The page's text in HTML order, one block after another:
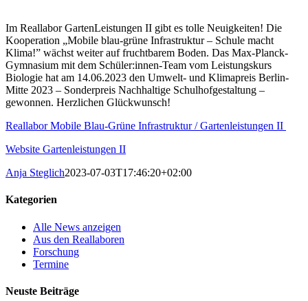
Im Reallabor GartenLeistungen II gibt es tolle Neuigkeiten! Die
Kooperation „Mobile blau-grüne Infrastruktur – Schule macht
Klima!” wächst weiter auf fruchtbarem Boden. Das Max-Planck-
Gymnasium mit dem Schüler:innen-Team vom Leistungskurs
Biologie hat am 14.06.2023 den Umwelt- und Klimapreis Berlin-
Mitte 2023 – Sonderpreis Nachhaltige Schulhofgestaltung –
gewonnen. Herzlichen Glückwunsch!
Reallabor Mobile Blau-Grüne Infrastruktur / Gartenleistungen II
Website Gartenleistungen II
Anja Steglich2023-07-03T17:46:20+02:00
Kategorien
Alle News anzeigen
Aus den Reallaboren
Forschung
Termine
Neuste Beiträge